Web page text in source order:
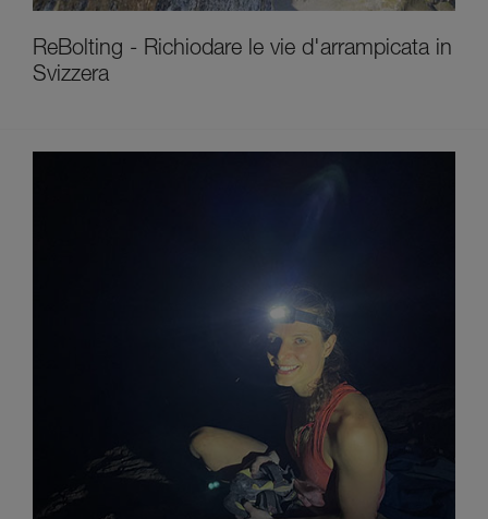
ReBolting - Richiodare le vie d'arrampicata in
Svizzera